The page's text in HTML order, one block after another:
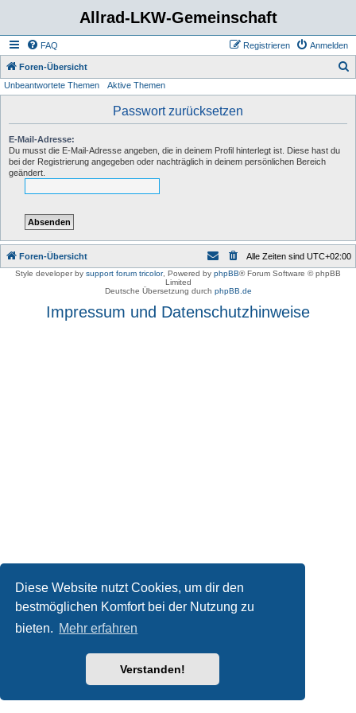
Diese Website nutzt Cookies, um dir den
bestmöglichen Komfort bei der Nutzung zu
bieten. Mehr erfahren
Verstanden!
Allrad-LKW-Gemeinschaft
FAQ Anmelden
Registrieren
Foren-Übersicht
Unbeantwortete Themen Aktive Themen
Passwort zurücksetzen
E-Mail-Adresse:
Du musst die E-Mail-Adresse angeben, die in deinem Profil hinterlegt ist. Diese hast du
bei der Registrierung angegeben oder nachträglich in deinem persönlichen Bereich
geändert.
Foren-Übersicht Alle Zeiten sind UTC+02:00
Style developer by support forum tricolor, Powered by phpBB® Forum Software © phpBB
Limited
Deutsche Übersetzung durch phpBB.de
Impressum und Datenschutzhinweise